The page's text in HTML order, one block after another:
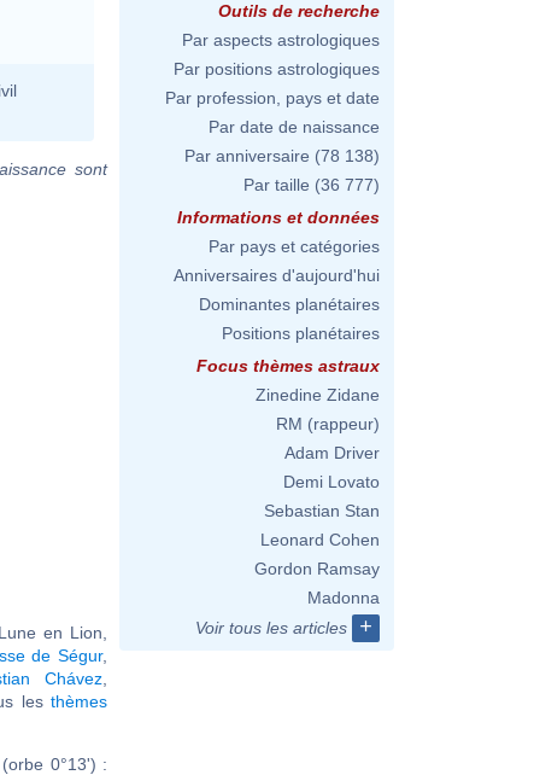
sont
en Lion,
de Ségur,
Chávez
lesthèmes
0°13') :
Outils de recherche
Par aspects astrologiques
Par positions astrologiques
Par profession, pays et date
Par date de naissance
Par anniversaire (78 138)
Par taille (36 777)
Informations et données
Par pays et catégories
Anniversaires d'aujourd'hui
Dominantes planétaires
Positions planétaires
Focus thèmes astraux
Zinedine Zidane
RM (rappeur)
Adam Driver
Demi Lovato
Sebastian Stan
Leonard Cohen
Gordon Ramsay
Madonna
Voir tous les articles
+